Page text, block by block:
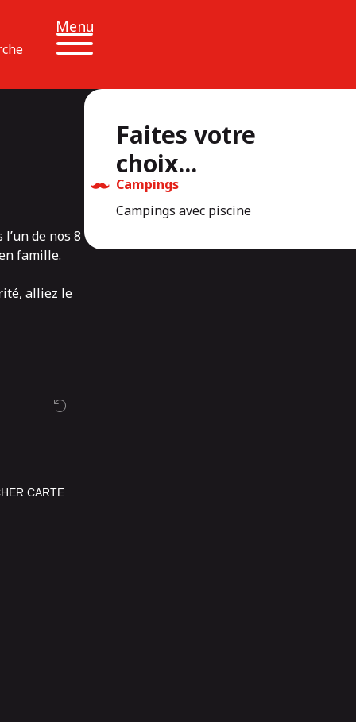
Menu
de nos 8
famille.
alliez le
CARTE
Faites votre
choix...
Campings
Campings avec piscine